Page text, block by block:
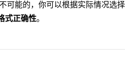
可能的，你可以根据实际情况选
式正确性。